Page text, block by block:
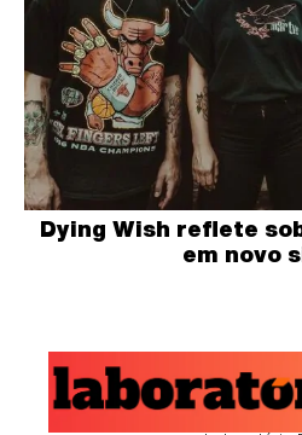
Dying Wish reflete
em novo